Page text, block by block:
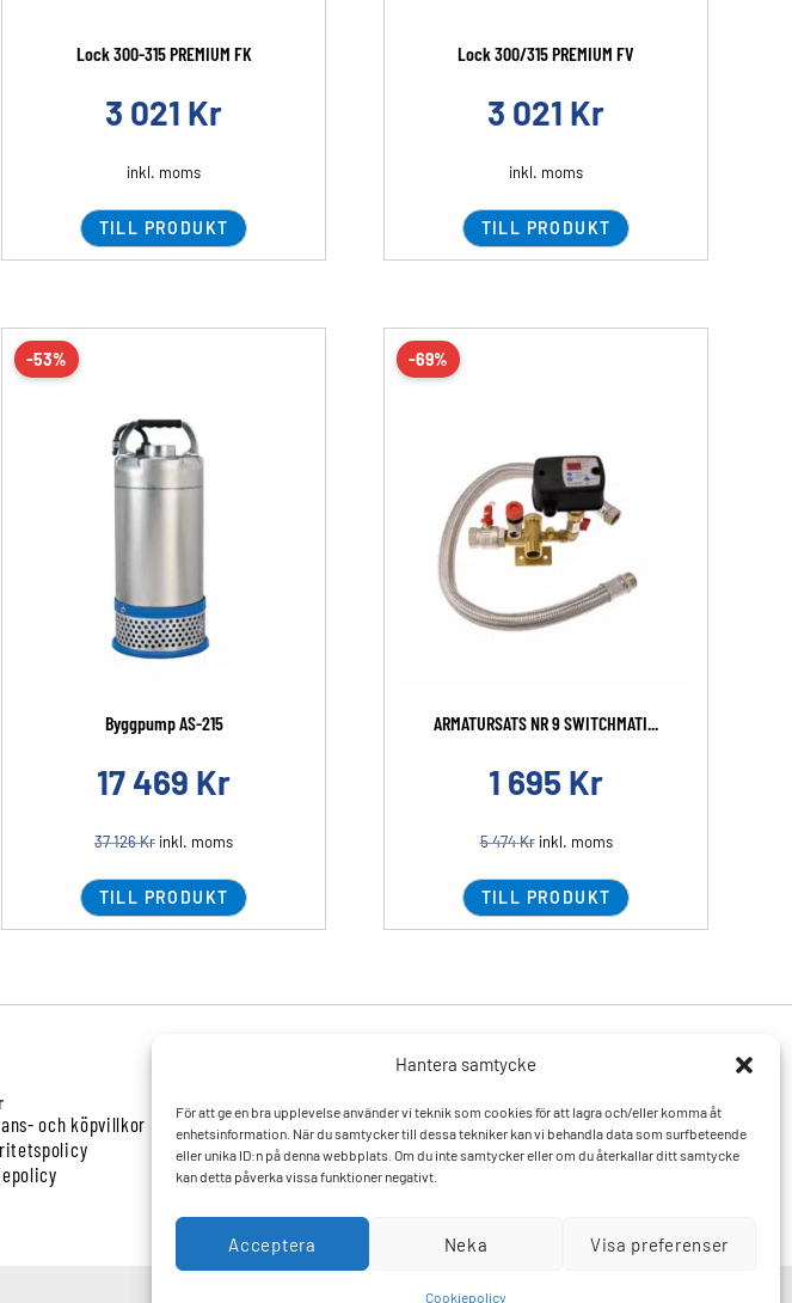
Hantera samtycke
För att ge en bra upplevelse använder vi teknik som cookies för att lagra och/eller komma åt
enhetsinformation. När du samtycker till dessa tekniker kan vi behandla data som surfbeteende
eller unika ID:n på denna webbplats. Om du inte samtycker eller om du återkallar ditt samtycke
kan detta påverka vissa funktioner negativt.
Acceptera Neka Visa preferenser
Cookiepolicy
Lock 300-315 PREMIUM FK
3 021 Kr
inkl. moms
TILL PRODUKT
Lock 300/315 PREMIUM FV
3 021 Kr
inkl. moms
TILL PRODUKT
-53%
Byggpump AS-215
17 469 Kr
37 126Kr inkl. moms
TILL PRODUKT
-69%
ARMATURSATS NR 9 SWITCHMATI...
1 695 Kr
5 474Krinkl. moms
TILL PRODUKT
och köpvillkor
Varumärken
Mitt konto
Vanliga frågor och svar
Kontakta oss
Hitta till oss